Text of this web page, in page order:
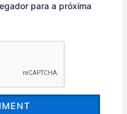
para a próxima